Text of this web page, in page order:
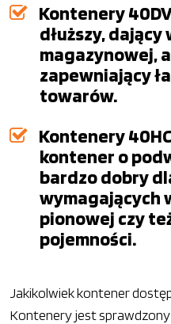
Kontenery
dłuższy,
magazynowej,
zapewniający
towarów.
Kontenery
kontener o
bardzo dobry
wymagających
pionowej czy
pojemności.
Jakikolwiek kontener
Kontenery jest